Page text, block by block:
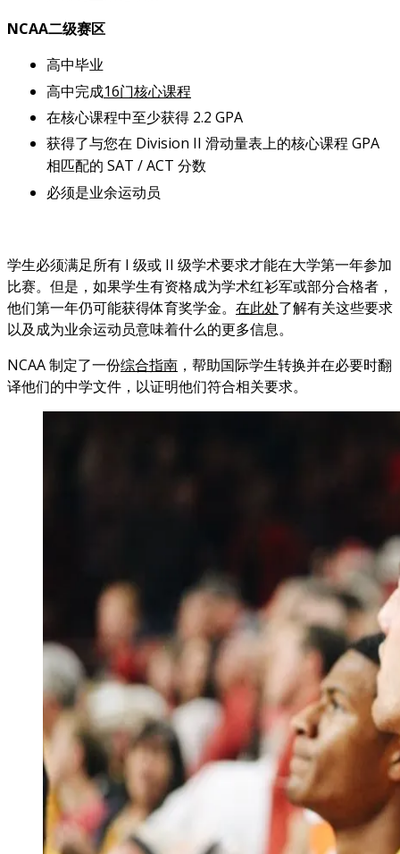
NCAA二级赛区
高中毕业
高中完成16门核心课程
在核心课程中至少获得 2.2 GPA
获得了与您在 Division II 滑动量表上的核心课程 GPA
相匹配的 SAT / ACT 分数
必须是业余运动员
学生必须满足所有 I 级或 II 级学术要求才能在大学第一年参加
比赛。但是，如果学生有资格成为学术红衫军或部分合格者，
他们第一年仍可能获得体育奖学金。 在此处了解有关这些要求
以及成为业余运动员意味着什么的更多信息。
NCAA 制定了一份综合指南 ，帮助国际学生转换并在必要时翻
译他们的中学文件，以证明他们符合相关要求。